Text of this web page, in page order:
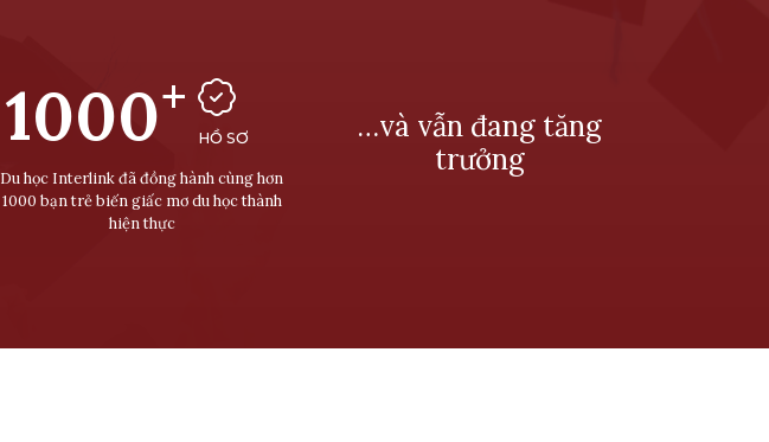
1000+
HỒ SƠ
Du học Interlink đã đồng hành cùng hơn
1000 bạn trẻ biến giấc mơ du học thành
hiện thực
…và vẫn đang tăng
trưởng